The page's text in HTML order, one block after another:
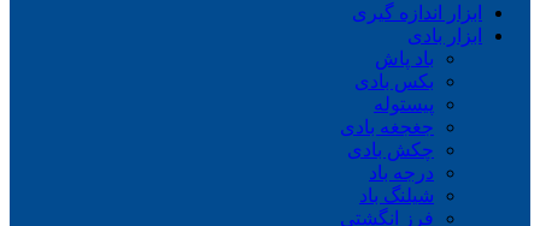
ابزار اندازه گیری
ابزار بادی
باد پاش
بکس بادی
پیستوله
جغجغه بادی
چکش بادی
درجه باد
شیلنگ باد
فرز انگشتی